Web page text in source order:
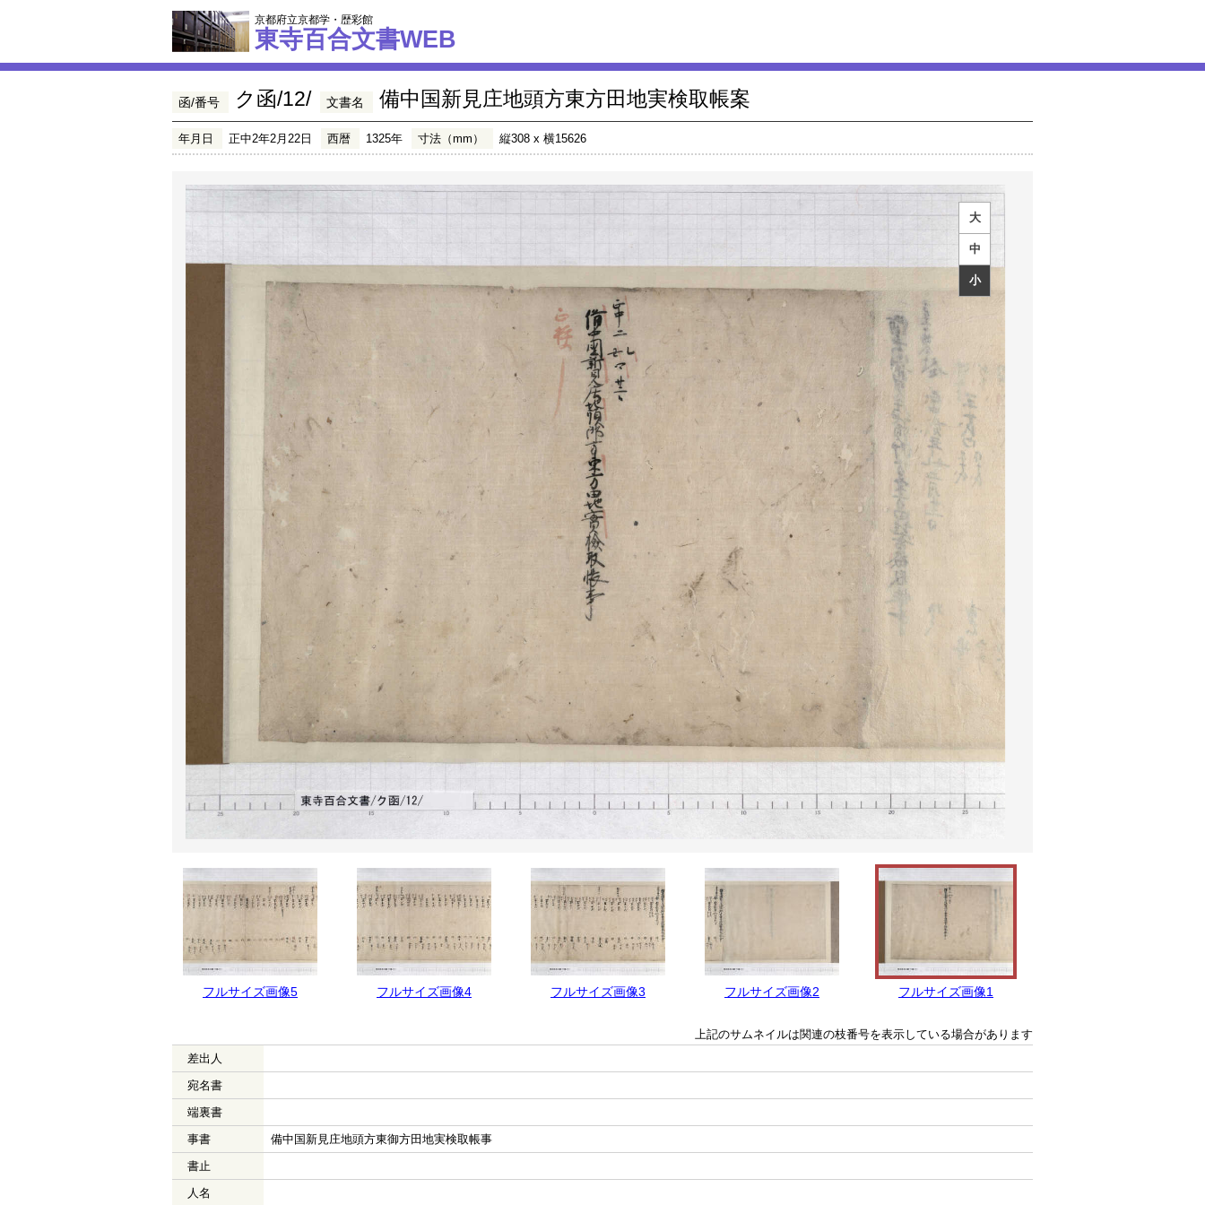
京都府立京都学・歴彩館
東寺百合文書WEB
函/番号 ク函/12/ 文書名 備中国新見庄地頭方東方田地実検取帳案
年月日 正中2年2月22日 西暦 1325年 寸法（mm） 縦308 x 横15626
大
中
小
フルサイズ画像5 フルサイズ画像4 フルサイズ画像3 フルサイズ画像2 フルサイズ画像1
上記のサムネイルは関連の枝番号を表示している場合があります
差出人
宛名書
端裏書
事書
備中国新見庄地頭方東御方田地実検取帳事
書止
人名